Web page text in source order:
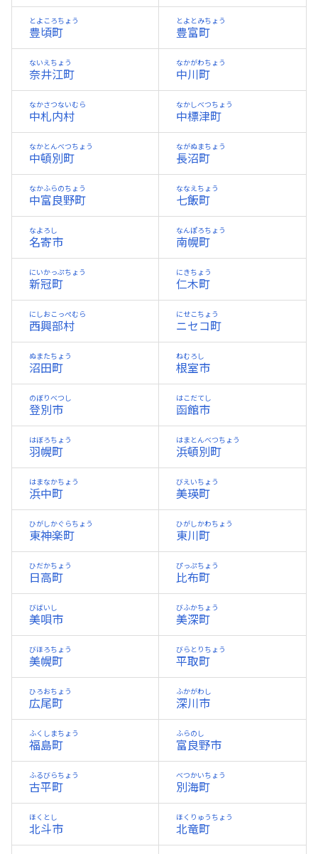
豊頃町
とよころちょう
豊富町
とよとみちょう
奈井江町
ないえちょう
中川町
なかがわちょう
中札内村
なかさつないむら
中標津町
なかしべつちょう
中頓別町
なかとんべつちょう
長沼町
ながぬまちょう
中富良野町
なかふらのちょう
七飯町
ななえちょう
名寄市
なよろし
南幌町
なんぽろちょう
新冠町
にいかっぷちょう
仁木町
にきちょう
西興部村
にしおこっぺむら
ニセコ町
にせこちょう
沼田町
ぬまたちょう
根室市
ねむろし
登別市
のぼりべつし
函館市
はこだてし
羽幌町
はぼろちょう
浜頓別町
はまとんべつちょう
浜中町
はまなかちょう
美瑛町
びえいちょう
東神楽町
ひがしかぐらちょう
東川町
ひがしかわちょう
日高町
ひだかちょう
比布町
ぴっぷちょう
美唄市
びばいし
美深町
びふかちょう
美幌町
びほろちょう
平取町
びらとりちょう
広尾町
ひろおちょう
深川市
ふかがわし
福島町
ふくしまちょう
富良野市
ふらのし
古平町
ふるびらちょう
別海町
べつかいちょう
北斗市
ほくとし
北竜町
ほくりゅうちょう